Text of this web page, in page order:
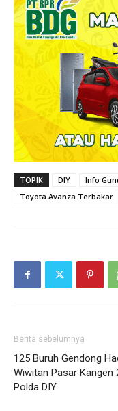
TOPIK DIY Info
Toyota Avanza Terbakar
Berita sebelumnya
125 Buruh Gendong
Wiwitan Pasar Kangen
Polda DIY